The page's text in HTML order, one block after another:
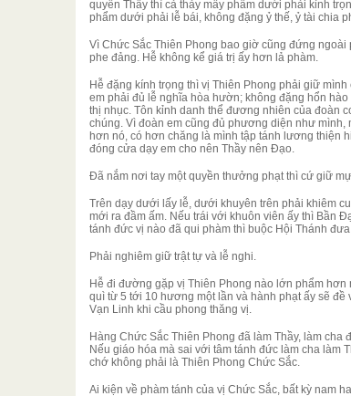
quyền Thầy thì cả thảy mấy phẩm dưới phải kỉnh
phẩm dưới phải lễ bái, không đặng ỷ thế, ỷ tài chia
Vì Chức Sắc Thiên Phong bao giờ cũng đứng
phe đảng. Hễ không kể giá trị ấy hơn lả phàm.
Hễ đặng kính trọng thì vị Thiên Phong phải giữ
em phải đủ lễ nghĩa hòa hườn; không đặng hổn
thị nhục. Tôn kỉnh danh thể đương nhiên của đoàn
chúng. Vì đoàn em cũng đủ phương diện như
hơn nó, có hơn chăng là mình tập tánh lương thiện
đóng cửa dạy em cho nên Thầy nên Đạo.
Đã nắm nơi tay một quyền thưởng phạt thì cứ giữ
Trên dạy dưới lấy lễ, dưới khuyên trên phải khiêm
mới ra đầm ấm. Nếu trái với khuôn viên ấy thì Bần
tánh đức vị nào đã qui phàm thì buộc Hội Thánh
Phải nghiêm giữ trật tự và lễ nghi.
Hễ đi đường gặp vị Thiên Phong nào lớn phẩm
quì từ 5 tới 10 hương một lần và hành phạt ấy sẽ
Vạn Linh khi cầu phong thăng vị.
Hàng Chức Sắc Thiên Phong đã làm Thầy, làm
Nếu giáo hóa mà sai với tâm tánh đức làm cha làm
chớ không phải là Thiên Phong Chức Sắc.
Ai kiện về phàm tánh của vị Chức Sắc, bất kỳ nam